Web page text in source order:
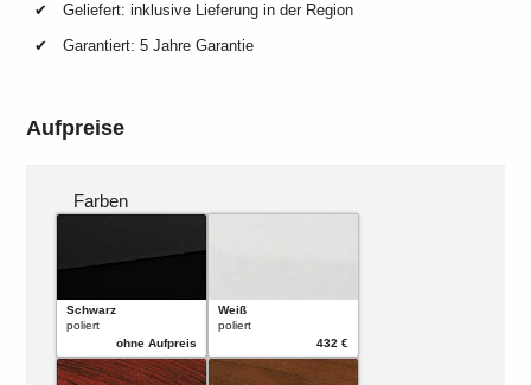
Geliefert: inklusive Lieferung in der Region
Garantiert: 5 Jahre Garantie
Aufpreise
Farben
Schwarz
poliert
ohne Aufpreis
Weiß
poliert
432 €